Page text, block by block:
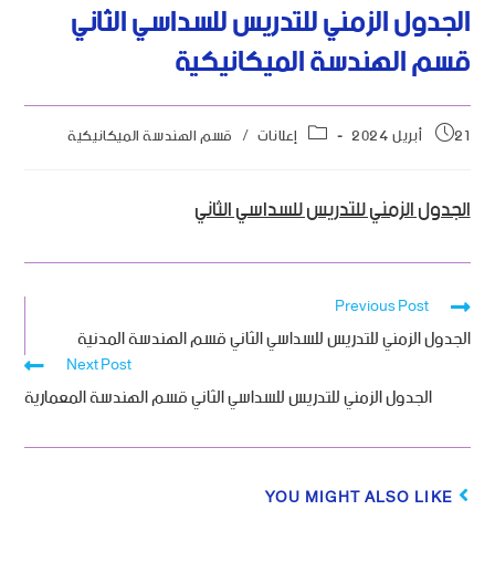
الجدول الزمني للتدريس للسداسي الثاني
قسم الهندسة الميكانيكية
21 أبريل 2024 إعلانات / قسم الهندسة الميكانيكية
الجدول الزمني للتدريس للسداسي الثاني
Previous Post
الجدول الزمني للتدريس للسداسي الثاني قسم الهندسة المدنية
Next Post
الجدول الزمني للتدريس للسداسي الثاني قسم الهندسة المعمارية
YOU MIGHT ALSO LIKE